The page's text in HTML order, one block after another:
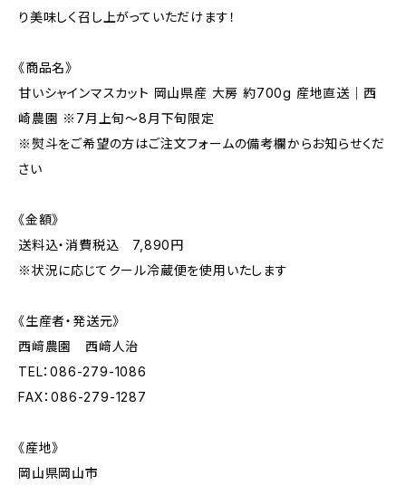
り美味しく召し上がっていただけます！
《商品名》
甘いシャインマスカット 岡山県産 大房 約700g 産地直送｜西
崎農園 ※7月上旬〜8月下旬限定
※熨斗をご希望の方はご注文フォームの備考欄からお知らせくだ
さい
《金額》
送料込・消費税込 7,890円
※状況に応じてクール冷蔵便を使用いたします
《生産者・発送元》
西﨑農園 西﨑人治
TEL：086-279-1086
FAX：086-279-1287
《産地》
岡山県岡山市